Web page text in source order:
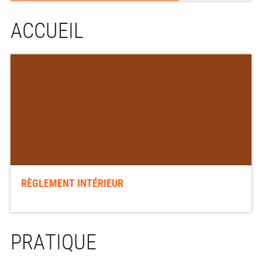
ACCUEIL
RÈGLEMENT INTÉRIEUR
PRATIQUE